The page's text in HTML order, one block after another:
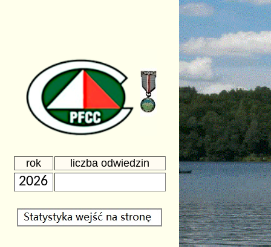
rok liczba odwiedzin
2026